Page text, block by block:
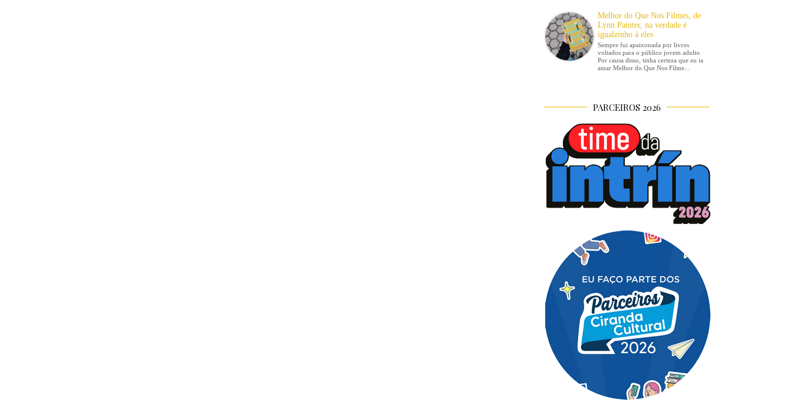
Melhor do Que Nos Filmes, de
Lynn Painter, na verdade é
igualzinho à eles
Sempre fui apaixonada por livros
voltados para o público jovem adulto.
Por causa disso, tinha certeza que eu ia
amar Melhor do Que Nos Filme...
PARCEIROS 2026